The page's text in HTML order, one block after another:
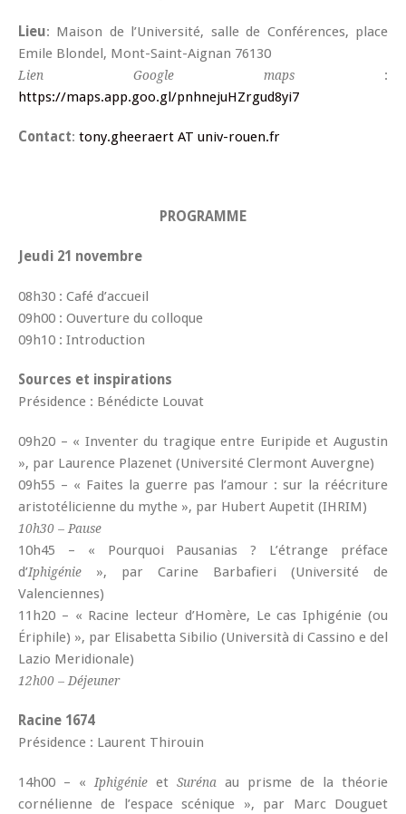
Lieu: Maison de l’Université, salle de Conférences, place
Emile Blondel, Mont-Saint-Aignan 76130
Lien Google maps :
https://maps.app.goo.gl/pnhnejuHZrgud8yi7
Contact: tony.gheeraert AT univ-rouen.fr
PROGRAMME
Jeudi 21 novembre
08h30 : Café d’accueil
09h00 : Ouverture du colloque
09h10 : Introduction
Sources et inspirations
Présidence : Bénédicte Louvat
09h20 – « Inventer du tragique entre Euripide et Augustin
», par Laurence Plazenet (Université Clermont Auvergne)
09h55 – « Faites la guerre pas l’amour : sur la réécriture
aristotélicienne du mythe », par Hubert Aupetit (IHRIM)
10h30 – Pause
10h45 – « Pourquoi Pausanias ? L’étrange préface
d’Iphigénie », par Carine Barbafieri (Université de
Valenciennes)
11h20 – « Racine lecteur d’Homère, Le cas Iphigénie (ou
Ériphile) », par Elisabetta Sibilio (Università di Cassino e del
Lazio Meridionale)
12h00 – Déjeuner
Racine 1674
Présidence : Laurent Thirouin
14h00 – «Iphigénie et Suréna au prisme de la théorie
cornélienne de l’espace scénique », par Marc Douguet